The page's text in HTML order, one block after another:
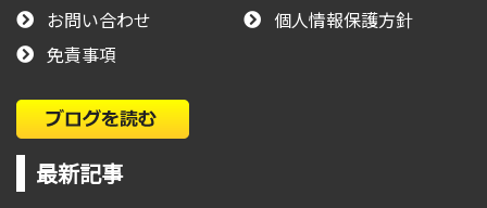
お問い合わせ
個人情報保護方針
免責事項
最新記事